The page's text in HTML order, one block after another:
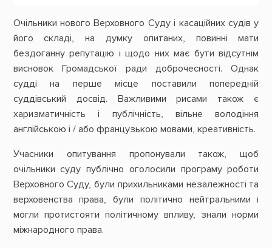
Очільники нового Верховного Суду і касаційних судів у
його складі, на думку опитаних, повинні мати
бездоганну репутацію і щодо них має бути відсутнім
висновок Громадської ради доброчесності. Однак
судді на перше місце поставили попередній
суддівський досвід. Важливими рисами також є
харизматичність і публічність, вільне володіння
англійською і / або французькою мовами, креативність.
Учасники опитування пропонували також, щоб
очільники суду публічно оголосили програму роботи
Верховного Суду, були прихильниками незалежності та
верховенства права, були політично нейтральними і
могли протистояти політичному впливу, знали норми
міжнародного права.